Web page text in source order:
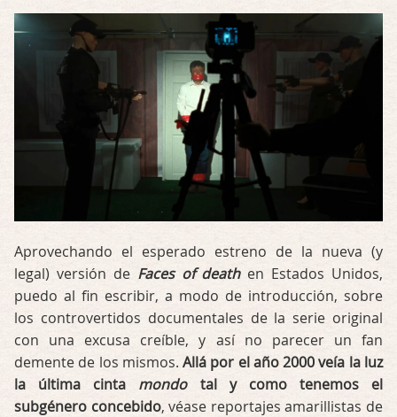
Aprovechando el esperado estreno de la nueva (y
legal) versión de Faces of deathen Estados Unidos,
puedo al fin escribir, a modo de introducción, sobre
los controvertidos documentales de la serie original
con una excusa creíble, y así no parecer un fan
demente de los mismos.Allá por el año 2000 veía la luz
la última cinta mondotal y como tenemos el
subgénero concebido, véase reportajes amarillistas de